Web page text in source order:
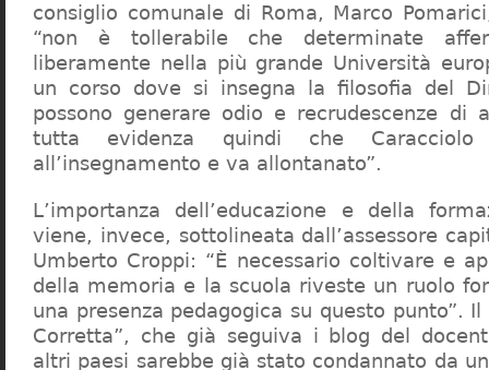
consiglio comunale di Roma, Marco
“non è tollerabile che determinate
liberamente nella più grande Università
un corso dove si insegna la filosofia del
possono generare odio e recrudescenze di
tutta evidenza quindi che
all’insegnamento e va allontanato”.
L’importanza dell’educazione e della
viene, invece, sottolineata dall’assessore
Umberto Croppi: “È necessario coltivare e
della memoria e la scuola riveste un ruolo
una presenza pedagogica su questo punto”.
Corretta”, che già seguiva i blog del
altri paesi sarebbe già stato condannato da